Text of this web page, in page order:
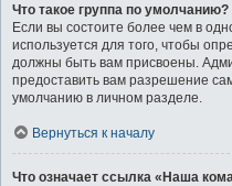
Что такое группа по умолчанию?
Если вы состоите более чем в
используется для того, чтобы
должны быть вам присвоены.
предоставить вам разрешение
умолчанию в личном разделе.
Вернуться к началу
Что означает ссылка «Наша